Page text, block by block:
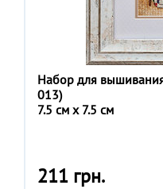
Набор для
013)
7.5 см x 7.5 см
211 грн.